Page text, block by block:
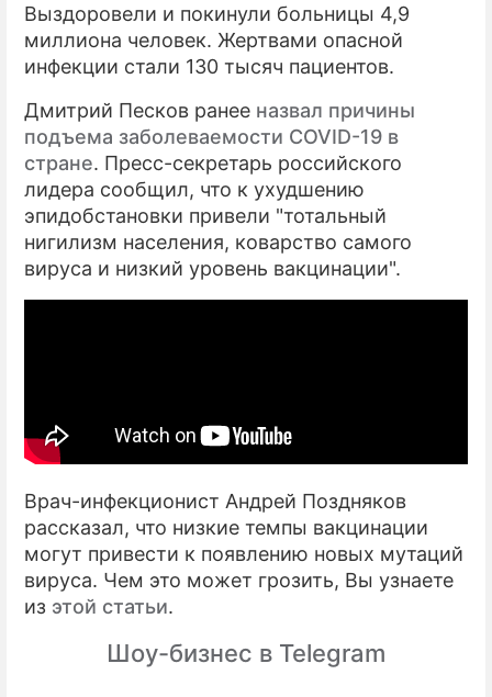
Выздоровели и покинули больницы 4,9
миллиона человек. Жертвами опасной
инфекции стали 130 тысяч пациентов.
Дмитрий Песков ранее назвал причины
подъема заболеваемости COVID-19 в
стране. Пресс-секретарь российского
лидера сообщил, что к ухудшению
эпидобстановки привели "тотальный
нигилизм населения, коварство самого
вируса и низкий уровень вакцинации".
Врач-инфекционист Андрей Поздняков
рассказал, что низкие темпы вакцинации
могут привести к появлению новых мутаций
вируса. Чем это может грозить, Вы узнаете
из этой статьи.
Шоу-бизнес в Telegram